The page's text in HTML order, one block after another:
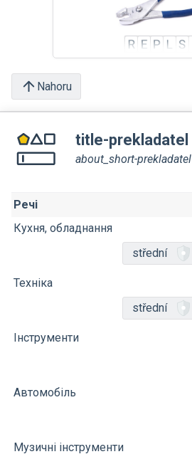
Nahoru
title-prekladatel
about_short-prekladatel
Речі
Кухня, обладнання
střední
Техніка
střední
Інструменти
Автомобіль
Музичні інструменти